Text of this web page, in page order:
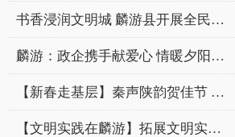
书香浸润文明城 麟游县开展全民阅读文明实践活动
麟游：政企携手献爱心 情暖夕阳护安康
【新春走基层】秦声陕韵贺佳节 惠民演出暖人心
【文明实践在麟游】拓展文明实践内涵 培育文明乡风新动能